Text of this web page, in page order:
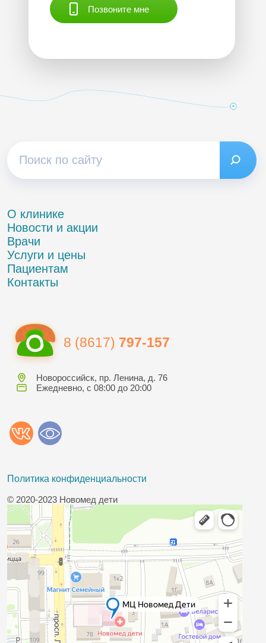
Позвоните мне
О клинике
Новости и акции
Врачи
Услуги и цены
Пациентам
Контакты
8 (8617) 797-157
Новороссийск, пр. Ленина, д. 76
Ежедневно, с 08:00 до 20:00
Политика конфиденциальности
© 2020-2023 Новомед дети